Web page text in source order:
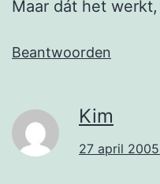
Maar dát het
Beantwoorden
Kim
27 april